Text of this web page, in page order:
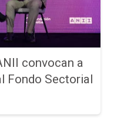
convocan a
Fondo Sectorial